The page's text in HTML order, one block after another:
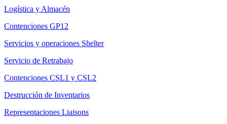
Logística y Almacén
Contenciones GP12
Servicios y operaciones Shelter
Servicio de Retrabajo
Contenciones CSL1 y CSL2
Destrucción de Inventarios
Representaciones Liaisons